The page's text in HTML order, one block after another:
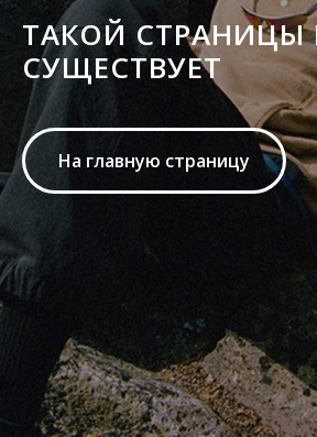
ТАКОЙ СТРАНИЦЫ
СУЩЕСТВУЕТ
На главную страницу